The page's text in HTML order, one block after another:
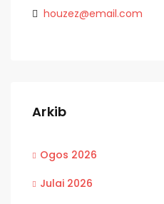
houzez@email.com
Arkib
Ogos 2026
Julai 2026